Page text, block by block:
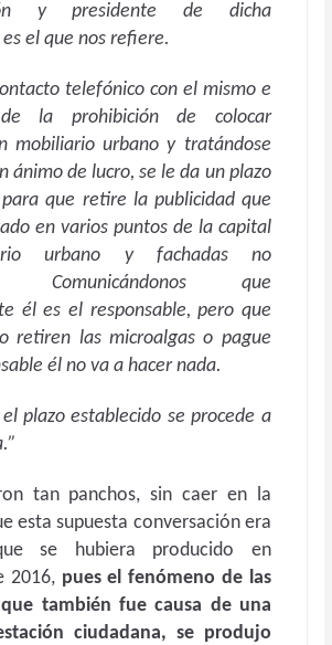
y presidente de dicha
el que nos refiere.
telefónico con el mismo e
la prohibición de colocar
mobiliario urbano y tratándose
ánimo de lucro, se le da un plazo
que retire la publicidad que
en varios puntos de la capital
urbano y fachadas no
Comunicándonos que
él es el responsable, pero que
retiren las microalgas o pague
él no va a hacer nada.
plazo establecido se procede a
tan panchos, sin caer en la
esta supuesta conversación era
se hubiera producido en
2016, pues el fenómeno de las
también fue causa de una
ciudadana, se produjo